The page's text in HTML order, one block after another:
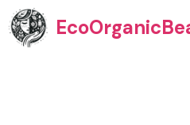
Přeskočit
na
obsah